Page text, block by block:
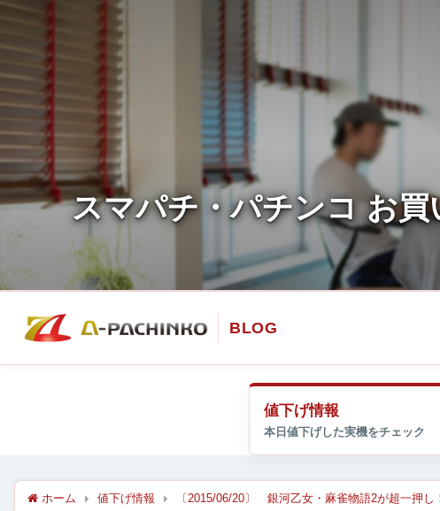
値下げ情報
ホーム 値下げ情報 〔2015/06/20〕 銀河乙女・麻雀物語2が超一押